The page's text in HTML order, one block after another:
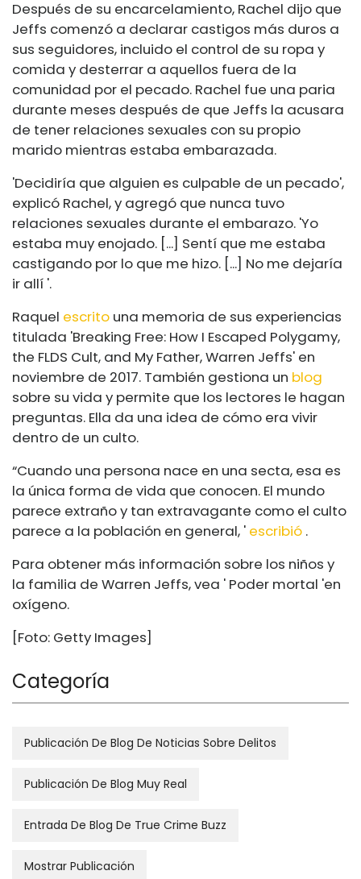
Después de su encarcelamiento, Rachel dijo que
Jeffs comenzó a declarar castigos más duros a
sus seguidores, incluido el control de su ropa y
comida y desterrar a aquellos fuera de la
comunidad por el pecado. Rachel fue una paria
durante meses después de que Jeffs la acusara
de tener relaciones sexuales con su propio
marido mientras estaba embarazada.
'Decidiría que alguien es culpable de un pecado',
explicó Rachel, y agregó que nunca tuvo
relaciones sexuales durante el embarazo. 'Yo
estaba muy enojado. [...] Sentí que me estaba
castigando por lo que me hizo. [...] No me dejaría
ir allí '.
Raquel escrito una memoria de sus experiencias
titulada 'Breaking Free: How I Escaped Polygamy,
the FLDS Cult, and My Father, Warren Jeffs' en
noviembre de 2017. También gestiona un blog
sobre su vida y permite que los lectores le hagan
preguntas. Ella da una idea de cómo era vivir
dentro de un culto.
“Cuando una persona nace en una secta, esa es
la única forma de vida que conocen. El mundo
parece extraño y tan extravagante como el culto
parece a la población en general, ' escribió .
Para obtener más información sobre los niños y
la familia de Warren Jeffs, vea ' Poder mortal 'en
oxígeno.
[Foto: Getty Images]
Categoría
Publicación De Blog De Noticias Sobre Delitos
Publicación De Blog Muy Real
Entrada De Blog De True Crime Buzz
Mostrar Publicación